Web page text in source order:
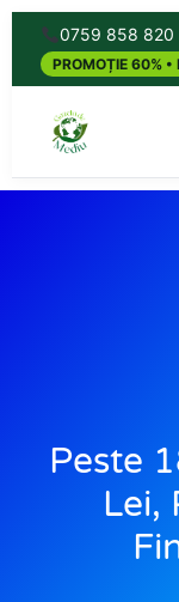
0759 858 820
PROMOȚIE 60% •
Peste
Lei,